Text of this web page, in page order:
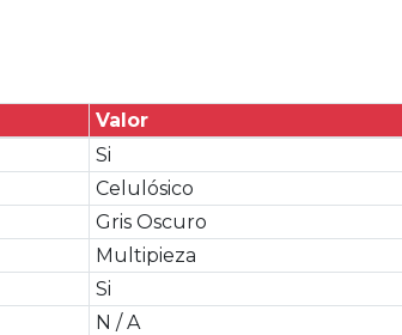
Valor
Si
Celulósico
Gris Oscuro
Multipieza
Si
N / A